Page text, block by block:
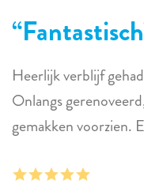
Fantastisch
Heerlijk verblijf
Onlangs
gemakken voorzien.